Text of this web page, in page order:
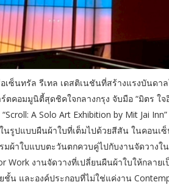
เซ็นทรัล รีเทล เดสติเนชันที่สร้างแรงบันดา
ตคอมมูนิตี้สุดชิคใจกลางกรุง จับมือ “มิตร
A Solo Art Exhibition by Mit Jai
รูปแบบผืนผ้าใบที่เต็มไปด้วยสีสัน ในคอนเซ็
มผ้าใบแบบตะวันตกควบคู่ไปกับงานจัดวาง
Work งานจัดวางที่เปลี่ยนผืนผ้าใบให้กลา
น และองค์ประกอบที่ไม่ใช่แค่งาน